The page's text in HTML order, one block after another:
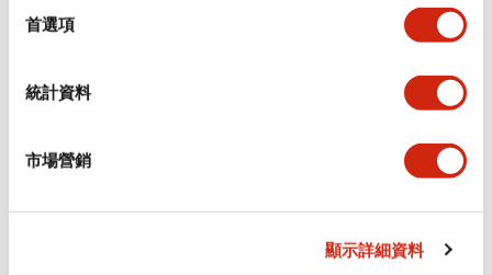
首選項
統計資料
市場營銷
顯示詳細資料
安裝和安裝規範